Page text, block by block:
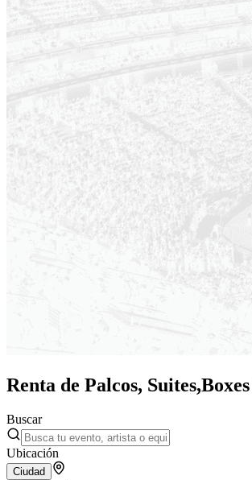
Renta de Palcos, Suites,
Buscar
Ubicación
Ciudad